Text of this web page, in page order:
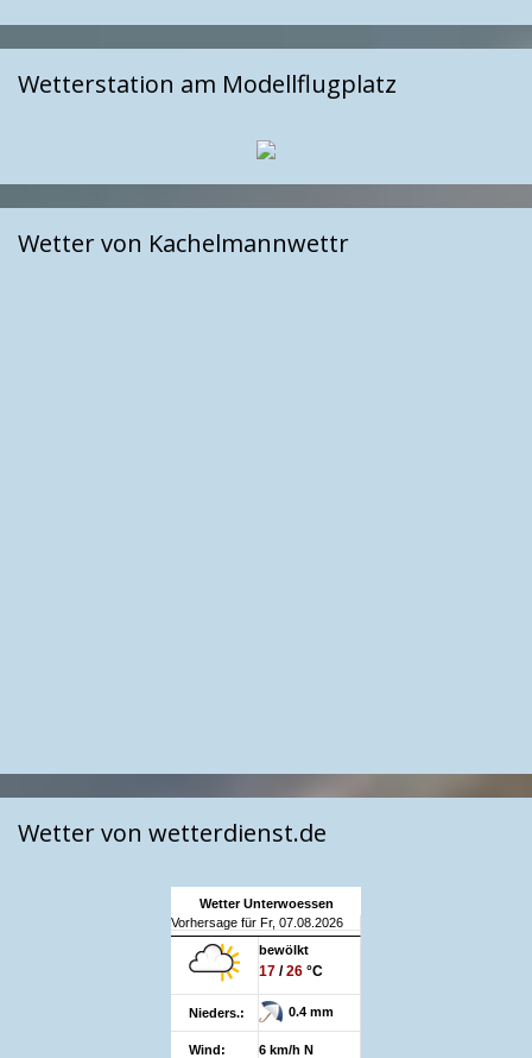
Wetterstation am Modellflugplatz
Wetter von Kachelmannwettr
Wetter von wetterdienst.de
Wetter Unterwoessen
Vorhersage für Fr, 07.08.2026
bewölkt
17 /26 °C
Nieders.: 0.4 mm
Wind: 6 km/h N